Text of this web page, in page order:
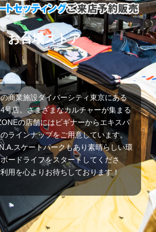
お台場ストア
商業施設ダイバーシティ東京にある
号店。さまざまなカルチャーが集まる
の店舗にはビギナーからエキスパ
ラインナップをご用意しています。
スケートパークもあり素晴らしい環
ードライフをスタートしてくださ
用を心よりお待ちしております！